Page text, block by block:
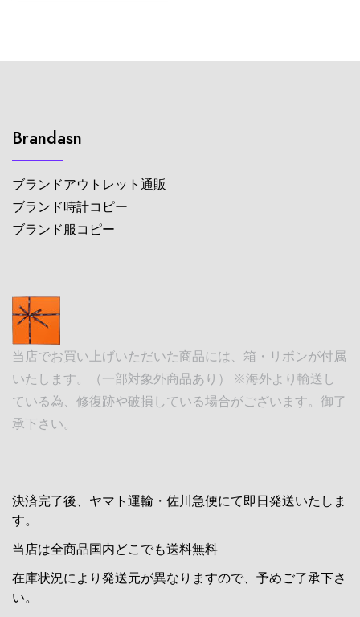
Brandasn
ブランドアウトレット通販
ブランド時計コピー
ブランド服コピー
当店でお買い上げいただいた商品には、箱・リボンが付属
いたします。（一部対象外商品あり） ※海外より輸送し
ている為、修復跡や破損している場合がございます。御了
承下さい。
決済完了後、ヤマト運輸・佐川急便にて即日発送いたしま
す。
当店は全商品国内どこでも送料無料
在庫状況により発送元が異なりますので、予めご了承下さ
い。